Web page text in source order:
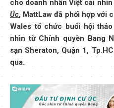
cho doanh nhân Việt cái
Úc, MattLaw đã phối hợp với
Wales tổ chức buổi hội
nhìn từ Chính quyền Bang
sạn Sheraton, Quận 1,
qua.